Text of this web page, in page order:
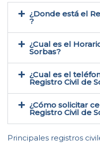
¿Donde está el
?
¿Cual es el
Sorbas?
¿Cual es el
Registro Civil de
¿Cómo solicitar
Registro Civil de
Principales registros